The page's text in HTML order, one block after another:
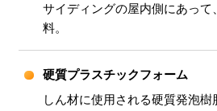
サイディングの屋内側にあっ
料。
硬質プラスチックフォーム
しん材に使用される硬質発泡樹